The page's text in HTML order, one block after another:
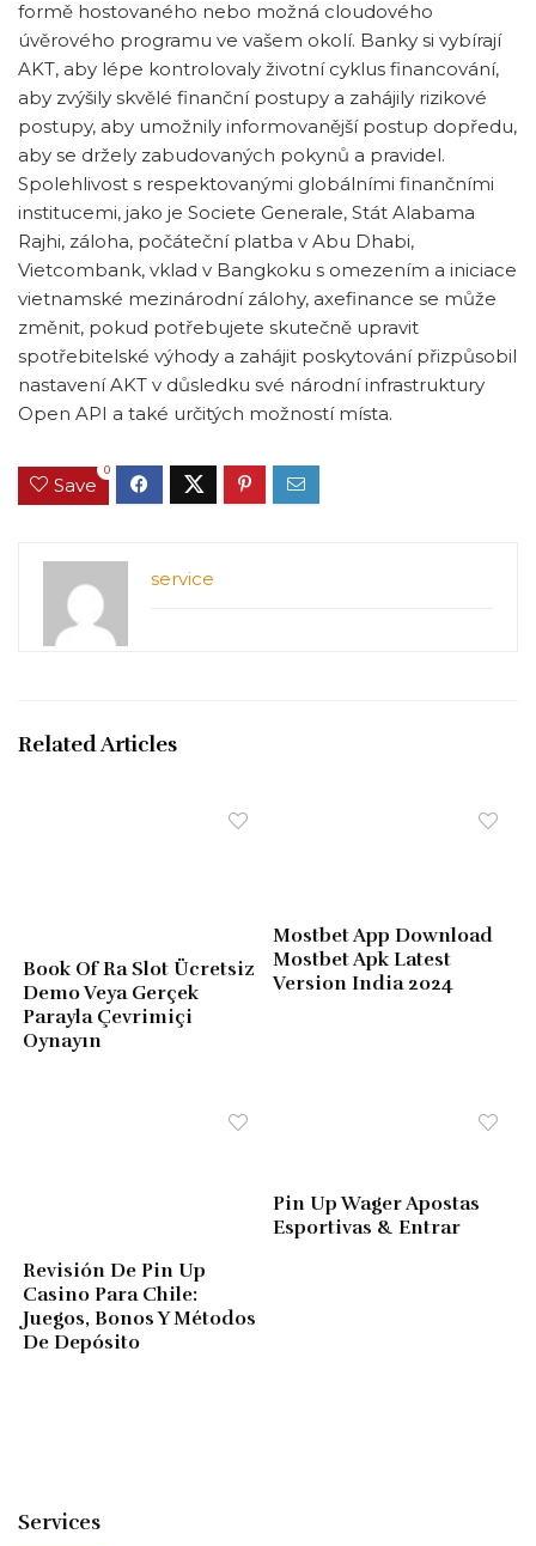
formě hostovaného nebo možná cloudového
úvěrového programu ve vašem okolí. Banky si vybírají
AKT, aby lépe kontrolovaly životní cyklus financování,
aby zvýšily skvělé finanční postupy a zahájily rizikové
postupy, aby umožnily informovanější postup dopředu,
aby se držely zabudovaných pokynů a pravidel.
Spolehlivost s respektovanými globálními finančními
institucemi, jako je Societe Generale, Stát Alabama
Rajhi, záloha, počáteční platba v Abu Dhabi,
Vietcombank, vklad v Bangkoku s omezením a iniciace
vietnamské mezinárodní zálohy, axefinance se může
změnit, pokud potřebujete skutečně upravit
spotřebitelské výhody a zahájit poskytování přizpůsobil
nastavení AKT v důsledku své národní infrastruktury
Open API a také určitých možností místa.
Save
0
service
Related Articles
Book Of Ra Slot Ücretsiz
Demo Veya Gerçek
Parayla Çevrimiçi
Oynayın
Mostbet App Download
Mostbet Apk Latest
Version India 2024
Revisión De Pin Up
Casino Para Chile:
Juegos, Bonos Y Métodos
De Depósito
Pin Up Wager Apostas
Esportivas & Entrar
Services